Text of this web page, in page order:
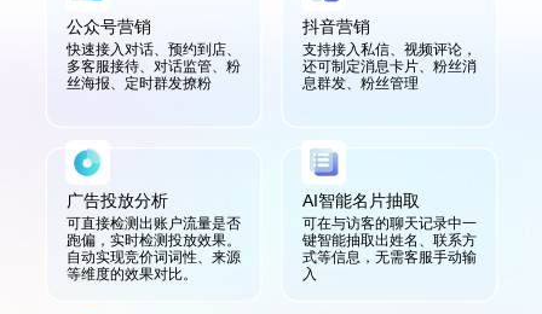
公众号营销
快速接入对话、预约到店、
多客服接待、对话监管、粉
丝海报、定时群发撩粉
抖音营销
支持接入私信、视频评论，
还可制定消息卡片、粉丝消
息群发、粉丝管理
广告投放分析
可直接检测出账户流量是否
跑偏，实时检测投放效果。
自动实现竞价词词性、来源
等维度的效果对比。
AI智能名片抽取
可在与访客的聊天记录中一
键智能抽取出姓名、联系方
式等信息，无需客服手动输
入